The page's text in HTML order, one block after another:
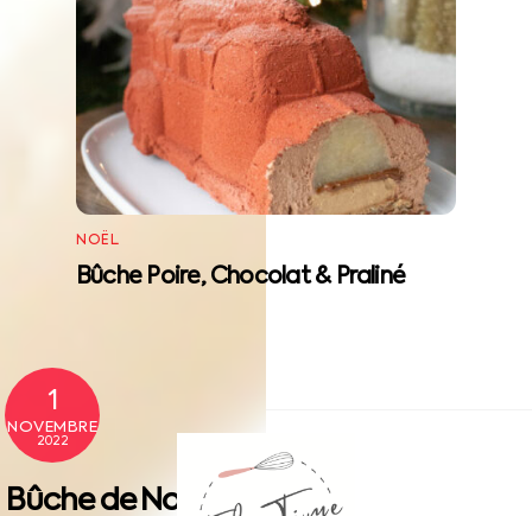
1
NOVEMBRE
2022
Bûche de Noël aux
NOËL
Bûche Poire, Chocolat & Praliné
To
Top